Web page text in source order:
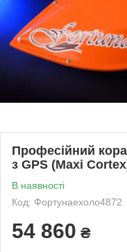
Професійний
з GPS (Maxi
В наявності
Код: Фортунаехоло4872
54 860 ₴